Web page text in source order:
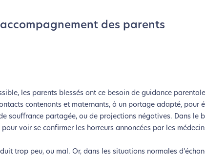
des parents
les parents blessés ont ce besoin de guidance
contenants et maternants, à un portage adapté, pour
souffrance partagée, ou de projections négatives. Dans le
voir se confirmer les horreurs annoncées par les
trop peu, ou mal. Or, dans les situations normales